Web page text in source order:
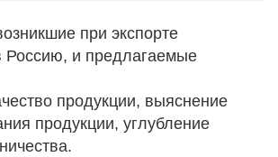
при экспорте
Россию, и предлагаемые
продукции, выяснение
продукции, углубление